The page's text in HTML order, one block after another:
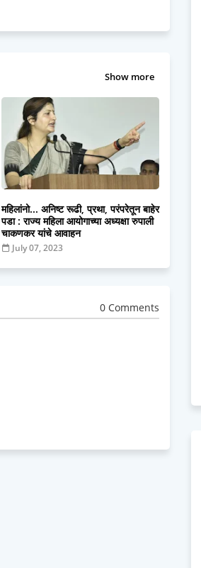
Show more
महिलांनो... अनिष्ट रूढी, प्रथा, परंपरेतून बाहेर
पडा : राज्य महिला आयोगाच्या अध्यक्षा रुपाली
चाकणकर यांचे आवाहन
July 07, 2023
0 Comments